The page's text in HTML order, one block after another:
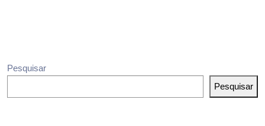
Pesquisar
Pesquisar